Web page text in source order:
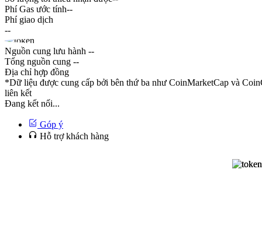
Phí Gas ước tính--
Phí giao dịch
--
Nguồn cung lưu hành --
Tổng nguồn cung --
Địa chỉ hợp đồng
*Dữ liệu được cung cấp bởi bên thứ ba như CoinMarketCap và
liên kết
Đang kết nối...
Góp ý
Hỗ trợ khách hàng